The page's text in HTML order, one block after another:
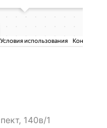
140в/1